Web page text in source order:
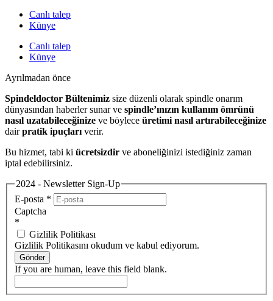
Canlı talep
Künye
Canlı talep
Künye
Ayrılmadan önce
Spindeldoctor Bültenimiz size düzenli olarak spindle onarım
dünyasından haberler sunar ve spindle’ınızın kullanım ömrünü
nasıl uzatabileceğinize ve böylece üretimi nasıl artırabileceğinize
dairpratik ipuçları verir.
Bu hizmet, tabi ki ücretsizdir ve aboneliğinizi istediğiniz zaman
iptal edebilirsiniz.
2024 - Newsletter Sign-Up
E-posta *
Captcha
*
Gizlilik Politikası
Gizlilik Politikasını okudum ve kabul ediyorum.
Gönder
If you are human, leave this field blank.